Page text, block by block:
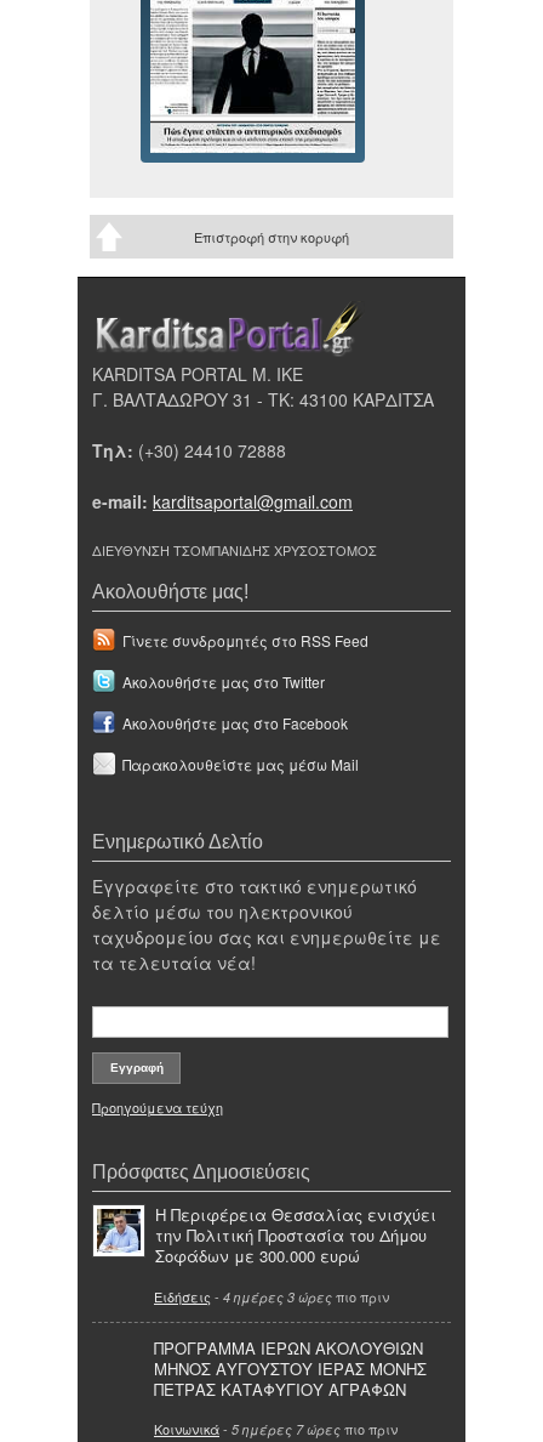
Επιστροφή στην κορυφή
KARDITSA PORTAL Μ. ΙΚΕ
Γ. ΒΑΛΤΑΔΩΡΟΥ 31 - ΤΚ: 43100 ΚΑΡΔΙΤΣΑ
Τηλ: (+30) 24410 72888
e-mail: karditsaportal@gmail.com
ΔΙΕΥΘΥΝΣΗ ΤΣΟΜΠΑΝΙΔΗΣ ΧΡΥΣΟΣΤΟΜΟΣ
Ακολουθήστε μας!
Γίνετε συνδρομητές στο RSS Feed
Ακολουθήστε μας στο Twitter
Ακολουθήστε μας στο Facebook
Παρακολουθείστε μας μέσω Mail
Ενημερωτικό Δελτίο
Εγγραφείτε στο τακτικό ενημερωτικό
δελτίο μέσω του ηλεκτρονικού
ταχυδρομείου σας και ενημερωθείτε με
τα τελευταία νέα!
Προηγούμενα τεύχη
Πρόσφατες Δημοσιεύσεις
Η Περιφέρεια Θεσσαλίας ενισχύει
την Πολιτική Προστασία του Δήμου
Σοφάδων με 300.000 ευρώ
Ειδήσεις - 4 ημέρες 3 ώρες πιο πριν
ΠΡΟΓΡΑΜΜΑ ΙΕΡΩΝ ΑΚΟΛΟΥΘΙΩΝ
ΜΗΝΟΣ ΑΥΓΟΥΣΤΟΥ ΙΕΡΑΣ ΜΟΝΗΣ
ΠΕΤΡΑΣ ΚΑΤΑΦΥΓΙΟΥ ΑΓΡΑΦΩΝ
Κοινωνικά- 5 ημέρες 7 ώρες πιο πριν